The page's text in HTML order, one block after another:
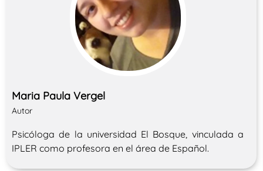
Maria Paula Vergel
Autor
Psicóloga de la universidad El Bosque, vinculada a
IPLER como profesora en el área de Español.